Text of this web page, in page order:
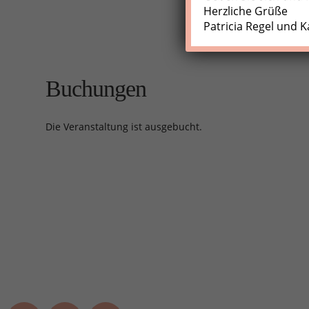
Buchungen
Die Veranstaltung ist ausgebucht.
Herzliche Grüße
Patricia Regel und